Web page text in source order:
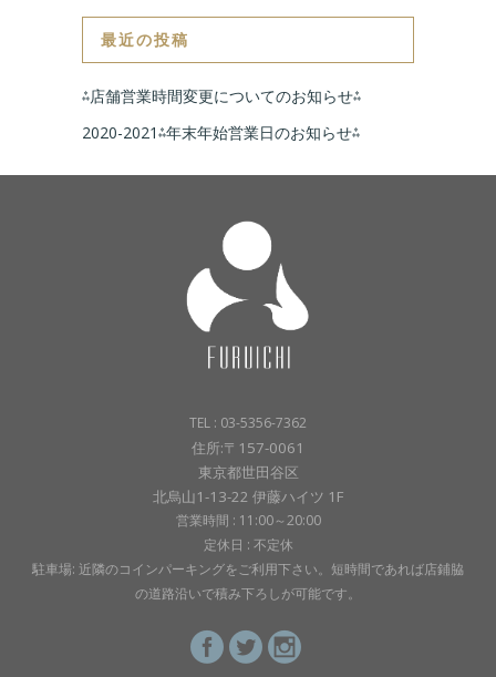
最近の投稿
⁂店舗営業時間変更についてのお知らせ⁂
2020-2021⁂年末年始営業日のお知らせ⁂
TEL : 03-5356-7362
住所:〒157-0061
東京都世田谷区
北烏山1-13-22 伊藤ハイツ 1F
営業時間 : 11:00～20:00
定休日 : 不定休
駐車場: 近隣のコインパーキングをご利用下さい。短時間であれば店鋪脇
の道路沿いで積み下ろしが可能です。